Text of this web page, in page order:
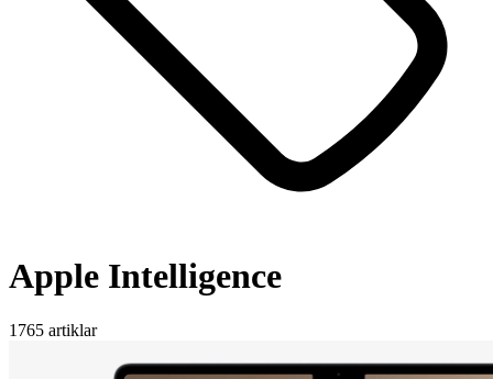
Apple Intelligence
1765 artiklar